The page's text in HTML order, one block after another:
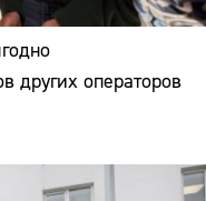
других операторов